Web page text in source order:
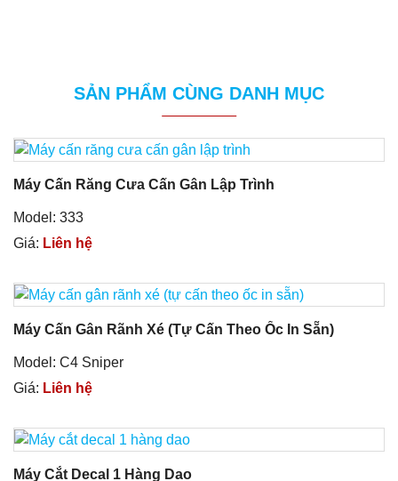
SẢN PHẨM CÙNG DANH MỤC
Máy Cấn Răng Cưa Cấn Gân Lập Trình
Model: 333
Giá: Liên hệ
Máy Cấn Gân Rãnh Xé (tự Cấn Theo Ốc In Sẵn)
Model: C4 Sniper
Giá: Liên hệ
Máy Cắt Decal 1 Hàng Dao